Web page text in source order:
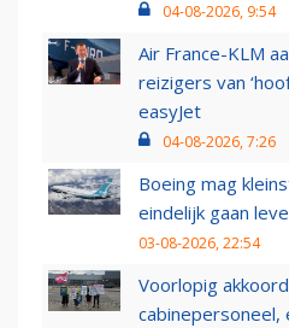
04-08-2026, 9:54
Air France-KLM
reizigers van
easyJet
04-08-2026, 7:26
Boeing mag
eindelijk gaan
03-08-2026, 22:54
Voorlopig
cabinepersoneel,